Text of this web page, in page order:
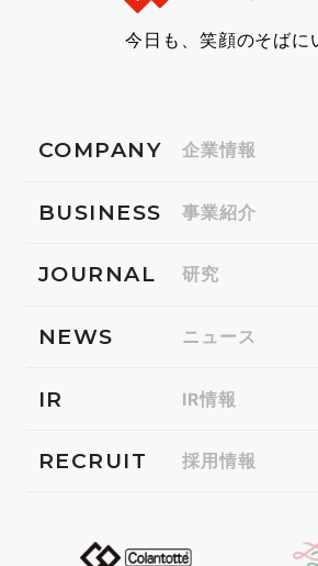
今日も、笑顔のそばに
COMPANY 企業情報
BUSINESS 事業紹介
JOURNAL 研究
NEWS ニュース
IR IR情報
RECRUIT 採用情報